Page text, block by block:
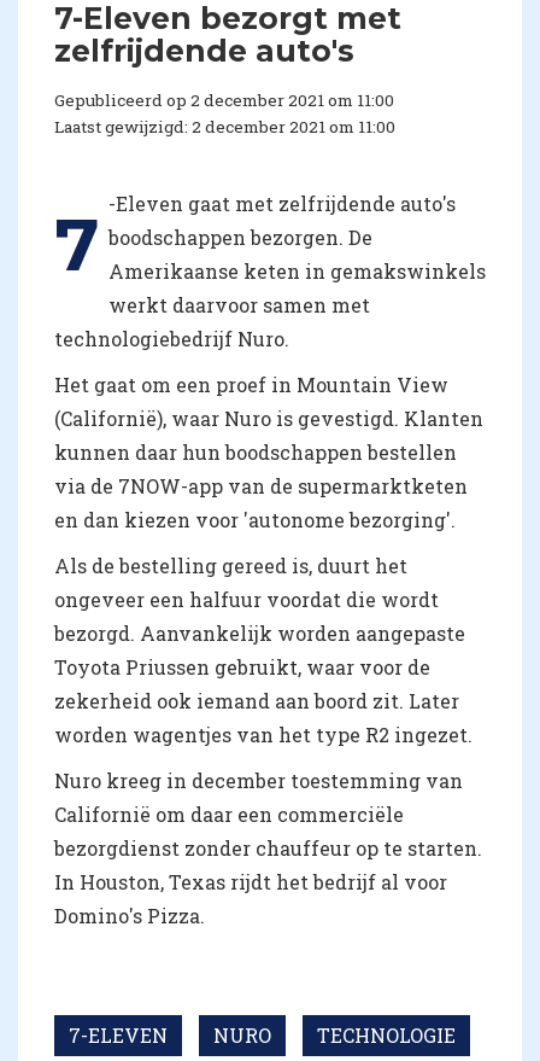
7-Eleven bezorgt met
zelfrijdende auto's
Gepubliceerd op 2 december 2021 om 11:00
Laatst gewijzigd: 2 december 2021 om 11:00
7 -Eleven gaat met zelfrijdende auto's
boodschappen bezorgen. De
Amerikaanse keten in gemakswinkels
werkt daarvoor samen met
technologiebedrijf Nuro.
Het gaat om een proef in Mountain View
(Californië), waar Nuro is gevestigd. Klanten
kunnen daar hun boodschappen bestellen
via de 7NOW-app van de supermarktketen
en dan kiezen voor 'autonome bezorging'.
Als de bestelling gereed is, duurt het
ongeveer een halfuur voordat die wordt
bezorgd. Aanvankelijk worden aangepaste
Toyota Priussen gebruikt, waar voor de
zekerheid ook iemand aan boord zit. Later
worden wagentjes van het type R2 ingezet.
Nuro kreeg in december toestemming van
Californië om daar een commerciële
bezorgdienst zonder chauffeur op te starten.
In Houston, Texas rijdt het bedrijf al voor
Domino's Pizza.
7-ELEVEN NURO TECHNOLOGIE